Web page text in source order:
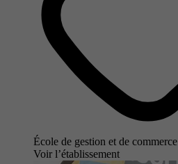
École de gestion et de commerce
Voir l’établissement